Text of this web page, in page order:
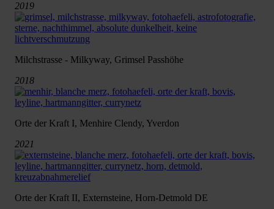
2019
Milchstrasse - Milkyway, Grimsel Passhöhe
2018
Orte der Kraft I, Menhire Clendy, Yverdon
2021
Orte der Kraft II, Externsteine, Horn-Detmold DE